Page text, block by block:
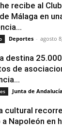
recibe al
Málaga en
Deportes - agosto
destina
de
Junta de Andalucía
cultural
Napoleón en